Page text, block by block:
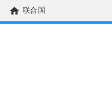
home 联合国